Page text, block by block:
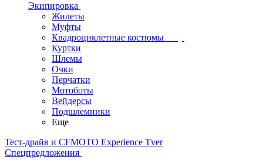
Экипировка
Жилеты
Муфты
Квадроциклетные костюмы
Куртки
Шлемы
Очки
Перчатки
Мотоботы
Вейдерсы
Подшлемники
Еще
Тест-драйв и CFMOTO Experience Tver
Спецпредложения